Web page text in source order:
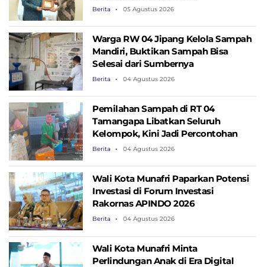
Berita 05 Agustus 2026
Warga RW 04 Jipang Kelola Sampah
Mandiri, Buktikan Sampah Bisa
Selesai dari Sumbernya
Berita 04 Agustus 2026
Pemilahan Sampah di RT 04
Tamangapa Libatkan Seluruh
Kelompok, Kini Jadi Percontohan
Berita 04 Agustus 2026
Wali Kota Munafri Paparkan Potensi
Investasi di Forum Investasi
Rakornas APINDO 2026
Berita 04 Agustus 2026
Wali Kota Munafri Minta
Perlindungan Anak di Era Digital